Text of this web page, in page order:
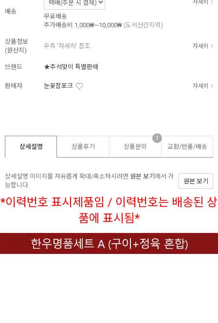
배송
자세히
무료배송
추가배송비
1,000₩~10,000₩ (도서산간지역)
상품정보
(원산지)
우측 '자세히' 참조 자세히
브랜드 ★추석맞이 특별판매
판매자 눈꽃참포크 자세히
상세설명 상품후기 상품문의
1
교환/반품/배송
상세설명 이미지를 자유롭게 확대/축소하시려면 원본 보기 에서 가
능합니다.
원본 보기
*이력번호 표시제품임 / 이력번호는 배송된 상
품에 표시됨*